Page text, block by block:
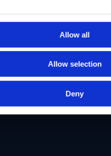
Allow all
Allow selection
Deny